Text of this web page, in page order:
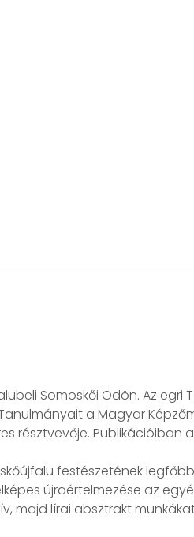
Somoskői Ödön. Az egri
a Magyar
résztvevője. Publikációiban
festészetének
újraértelmezése az
majd lírai absztrakt